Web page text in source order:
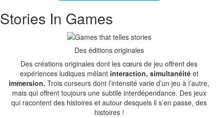
Stories In Games
Des éditions originales
Des créations originales dont les cœurs de jeu offrent des
expériences ludiques mêlant interaction, simultanéitéet
immersion. Trois curseurs dont l’intensité varie d’un jeu à l’autre,
mais qui offrent toujours une subtile interdépendance. Des jeux
qui racontent des histoires et autour desquels il s’en passe, des
histoires !